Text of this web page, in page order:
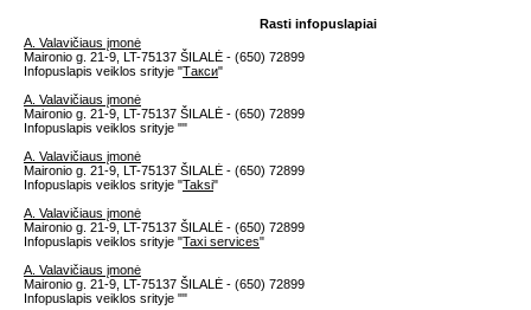
Rasti infopuslapiai
A. Valavičiaus įmonė
Maironio g. 21-9, LT-75137 ŠILALĖ - (650) 72899
Infopuslapis veiklos srityje "Такси"
A. Valavičiaus įmonė
Maironio g. 21-9, LT-75137 ŠILALĖ - (650) 72899
Infopuslapis veiklos srityje ""
A. Valavičiaus įmonė
Maironio g. 21-9, LT-75137 ŠILALĖ - (650) 72899
Infopuslapis veiklos srityje "Taksi"
A. Valavičiaus įmonė
Maironio g. 21-9, LT-75137 ŠILALĖ - (650) 72899
Infopuslapis veiklos srityje "Taxi services"
A. Valavičiaus įmonė
Maironio g. 21-9, LT-75137 ŠILALĖ - (650) 72899
Infopuslapis veiklos srityje ""